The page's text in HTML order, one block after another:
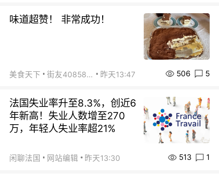
味道超赞！ 非常成功！
美食天下 街友40858442 昨天13:47 506 5
法国失业率升至8.3%，创近6
年新高！失业人数增至270
万，年轻人失业率超21%
闲聊法国 网站编辑 昨天13:30 513 1